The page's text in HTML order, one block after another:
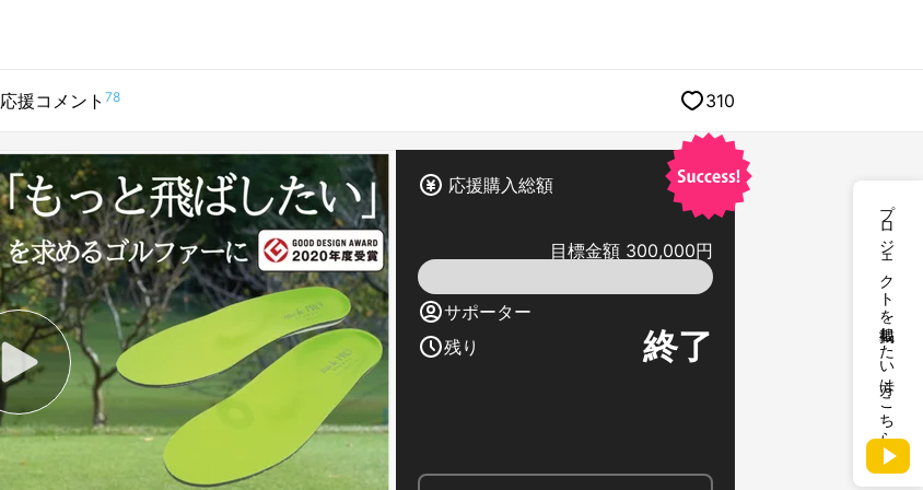
プロジェクトを掲載したい方はこちら
応援コメント 78 310
応援購入総額
目標金額 300,000円
サポーター
残り
終了